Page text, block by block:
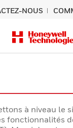
NOUS
à niveau le
fonctionnalités